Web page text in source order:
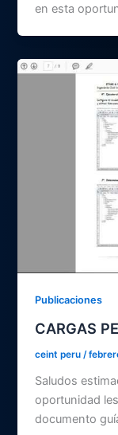
en esta
Publicaciones
CARGAS
ceint peru/
Saludos
oportunidad
documento